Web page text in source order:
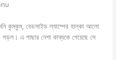
কুমকুম, বেডসাইড ল্যাম্পের হাল্কা আলো
পড়ল। এ পাছার নেশা কাব্যকে পেয়েছে সে